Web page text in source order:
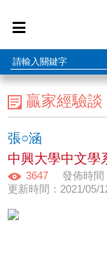
贏家經驗談
張○涵
中興大學中文學
3647
發佈時間
更新時間：2021/05/